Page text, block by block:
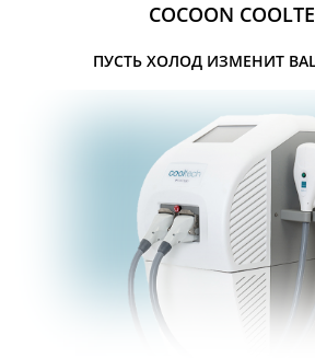
COCOON
ПУСТЬ ХОЛОД ИЗМЕНИТ